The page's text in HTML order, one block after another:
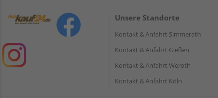
Unsere Standorte
Kontakt & Anfahrt Simmerath
Kontakt & Anfahrt Gießen
Kontakt & Anfahrt Weroth
Kontakt & Anfahrt Köln